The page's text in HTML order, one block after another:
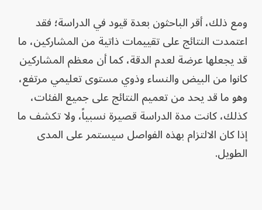
ومع ذلك، أقر الباحثون بعدة قيود في الدراسة؛ فقد
اعتمدت النتائج على تقييمات ذاتية من المشاركين، ما
قد يجعلها عرضة لعدم الدقة، كما أن معظم المشاركين
كانوا من البيض والنساء وذوي مستوى تعليمي مرتفع،
وهو ما قد يحد من تعميم النتائج على جميع الفئات،
كذلك، كانت مدة الدراسة قصيرة نسبياً، ولا تكشف ما
إذا كان الالتزام بهذه الفواصل سيستمر على المدى
الطويل.